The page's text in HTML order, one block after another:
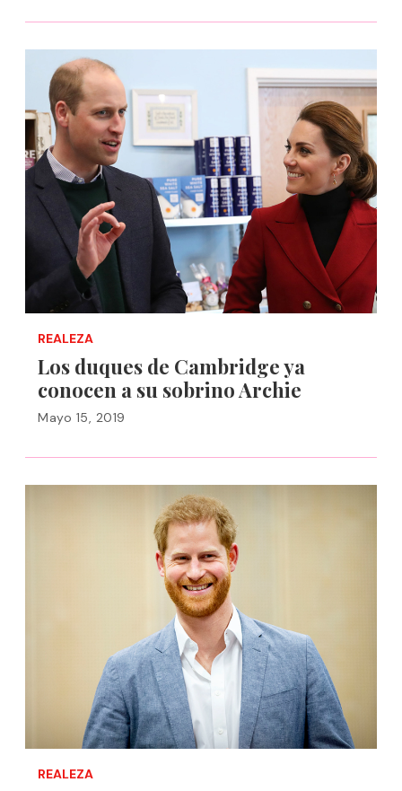
REALEZA
Los duques de Cambridge ya
conocen a su sobrino Archie
Mayo 15, 2019
REALEZA